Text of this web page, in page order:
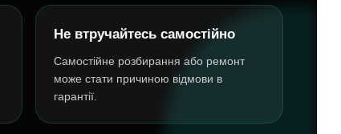
Не втручайтесь самостійно
Самостійне розбирання або ремонт
може стати причиною відмови в
гарантії.